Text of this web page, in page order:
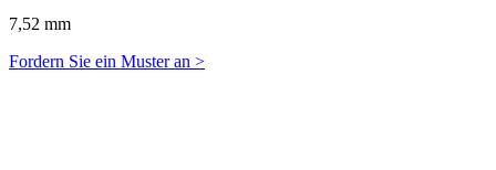
7,52 mm
Fordern Sie ein Muster an >